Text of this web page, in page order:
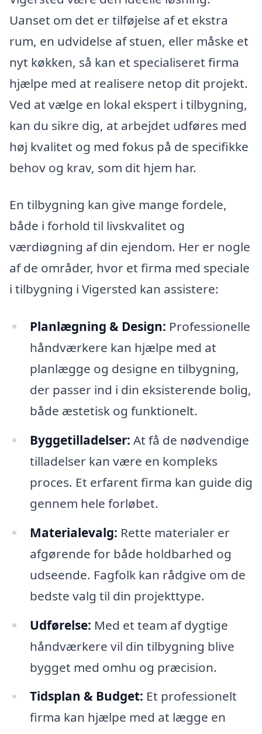
Uanset om det er tilføjelse af et ekstra
rum, en udvidelse af stuen, eller måske et
nyt køkken, så kan et specialiseret firma
hjælpe med at realisere netop dit projekt.
Ved at vælge en lokal ekspert i tilbygning,
kan du sikre dig, at arbejdet udføres med
høj kvalitet og med fokus på de specifikke
behov og krav, som dit hjem har.
En tilbygning kan give mange fordele,
både i forhold til livskvalitet og
værdiøgning af din ejendom. Her er nogle
af de områder, hvor et firma med speciale
i tilbygning i Vigersted kan assistere:
Planlægning & Design: Professionelle
håndværkere kan hjælpe med at
planlægge og designe en tilbygning,
der passer ind i din eksisterende bolig,
både æstetisk og funktionelt.
Byggetilladelser: At få de nødvendige
tilladelser kan være en kompleks
proces. Et erfarent firma kan guide dig
gennem hele forløbet.
Materialevalg: Rette materialer er
afgørende for både holdbarhed og
udseende. Fagfolk kan rådgive om de
bedste valg til din projekttype.
Udførelse: Med et team af dygtige
håndværkere vil din tilbygning blive
bygget med omhu og præcision.
Tidsplan & Budget: Et professionelt
firma kan hjælpe med at lægge en